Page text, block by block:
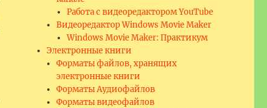
Работа с видеоредактором YouTube
Видеоредактор Windows Movie Maker
Windows Movie Maker: Практикум
Электронные книги
Форматы файлов, хранящих
электронные книги
Форматы Аудиофайлов
Форматы видеофайлов